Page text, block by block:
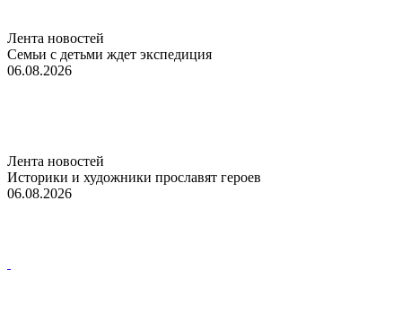
Лента новостей
Семьи с детьми ждет экспедиция
06.08.2026
Лента новостей
Историки и художники прославят героев
06.08.2026